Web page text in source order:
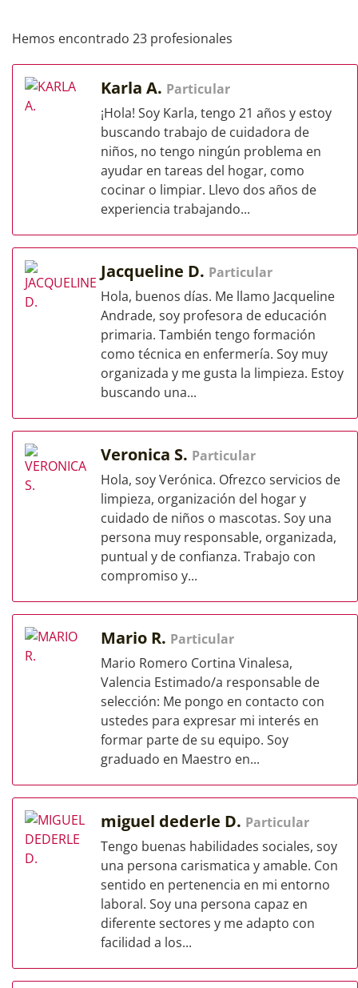
Hemos encontrado 23 profesionales
Karla A. Particular
¡Hola! Soy Karla, tengo 21 años y estoy
buscando trabajo de cuidadora de
niños, no tengo ningún problema en
ayudar en tareas del hogar, como
cocinar o limpiar. Llevo dos años de
experiencia trabajando...
Jacqueline D. Particular
Hola, buenos días. Me llamo Jacqueline
Andrade, soy profesora de educación
primaria. También tengo formación
como técnica en enfermería. Soy muy
organizada y me gusta la limpieza. Estoy
buscando una...
Veronica S. Particular
Hola, soy Verónica. Ofrezco servicios de
limpieza, organización del hogar y
cuidado de niños o mascotas. Soy una
persona muy responsable, organizada,
puntual y de confianza. Trabajo con
compromiso y...
Mario R. Particular
Mario Romero Cortina Vinalesa,
Valencia Estimado/a responsable de
selección: Me pongo en contacto con
ustedes para expresar mi interés en
formar parte de su equipo. Soy
graduado en Maestro en...
miguel dederle D. Particular
Tengo buenas habilidades sociales, soy
una persona carismatica y amable. Con
sentido en pertenencia en mi entorno
laboral. Soy una persona capaz en
diferente sectores y me adapto con
facilidad a los...